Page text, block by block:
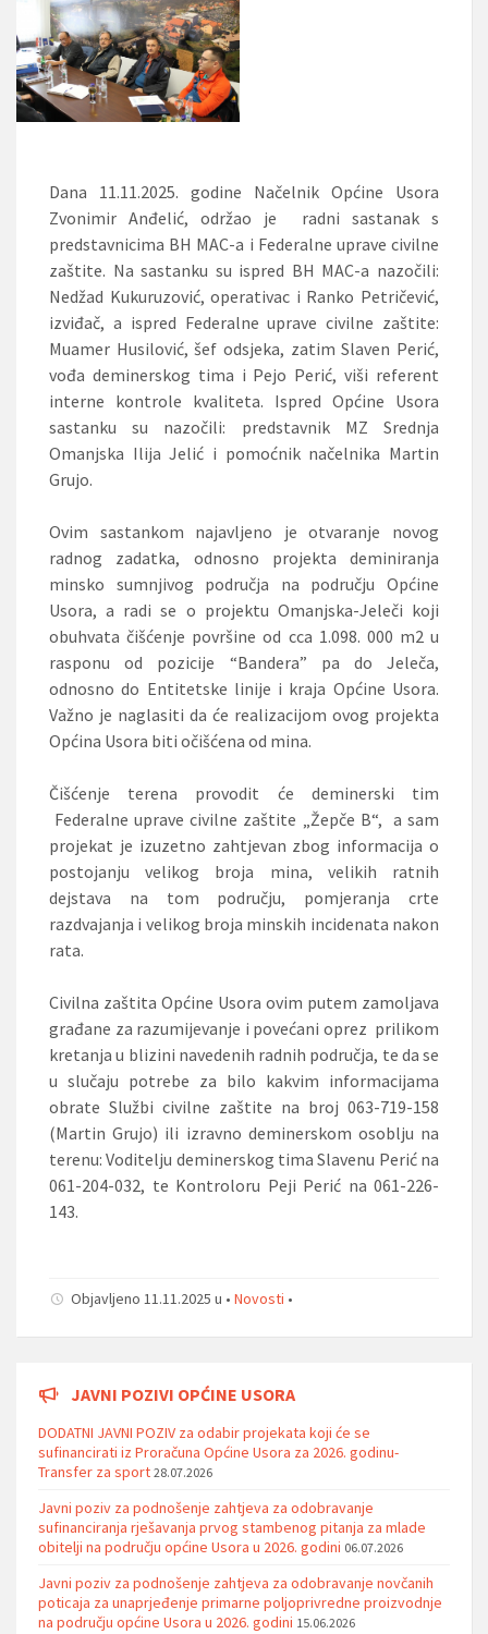
Dana 11.11.2025. godine Načelnik Općine Usora
Zvonimir Anđelić, održao je radni sastanak s
predstavnicima BH MAC-a i Federalne uprave civilne
zaštite. Na sastanku su ispred BH MAC-a nazočili:
Nedžad Kukuruzović, operativac i Ranko Petričević,
izviđač, a ispred Federalne uprave civilne zaštite:
Muamer Husilović, šef odsjeka, zatim Slaven Perić,
vođa deminerskog tima i Pejo Perić, viši referent
interne kontrole kvaliteta. Ispred Općine Usora
sastanku su nazočili: predstavnik MZ Srednja
Omanjska Ilija Jelić i pomoćnik načelnika Martin
Grujo.
Ovim sastankom najavljeno je otvaranje novog
radnog zadatka, odnosno projekta deminiranja
minsko sumnjivog područja na području Općine
Usora, a radi se o projektu Omanjska-Jeleči koji
obuhvata čišćenje površine od cca 1.098. 000 m2 u
rasponu od pozicije “Bandera” pa do Jeleča,
odnosno do Entitetske linije i kraja Općine Usora.
Važno je naglasiti da će realizacijom ovog projekta
Općina Usora biti očišćena od mina.
Čišćenje terena provodit će deminerski tim
Federalne uprave civilne zaštite „Žepče B“, a sam
projekat je izuzetno zahtjevan zbog informacija o
postojanju velikog broja mina, velikih ratnih
dejstava na tom području, pomjeranja crte
razdvajanja i velikog broja minskih incidenata nakon
rata.
Civilna zaštita Općine Usora ovim putem zamoljava
građane za razumijevanje i povećani oprez prilikom
kretanja u blizini navedenih radnih područja, te da se
u slučaju potrebe za bilo kakvim informacijama
obrate Službi civilne zaštite na broj 063-719-158
(Martin Grujo) ili izravno deminerskom osoblju na
terenu: Voditelju deminerskog tima Slavenu Perić na
061-204-032, te Kontroloru Peji Perić na 061-226-
143.
Objavljeno 11.11.2025 u • Novosti •
JAVNI POZIVI OPĆINE USORA
DODATNI JAVNI POZIV za odabir projekata koji će se
sufinancirati iz Proračuna Općine Usora za 2026. godinu-
Transfer za sport 28.07.2026
Javni poziv za podnošenje zahtjeva za odobravanje
sufinanciranja rješavanja prvog stambenog pitanja za mlade
obitelji na području općine Usora u 2026. godini 06.07.2026
Javni poziv za podnošenje zahtjeva za odobravanje novčanih
poticaja za unaprjeđenje primarne poljoprivredne proizvodnje
na području općine Usora u 2026. godini 15.06.2026